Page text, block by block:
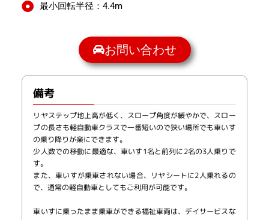
最小回転半径：4.4m
お問い合わせ
備考
リヤステップ地上高が低く、スロープ角度が緩やかで、スロー
プの長さも軽自動車クラスで一番短いので狭い場所でも車いす
の乗り降りが楽にできます。
少人数での移動に最適な、車いす1名と前列に2名の3人乗りで
す。
また、車いすが乗車されない場合、リヤシートに2人乗れるの
で、通常の軽自動車としてもご利用が可能です。
車いすに乗ったまま乗車ができる福祉車両は、デイサービスな